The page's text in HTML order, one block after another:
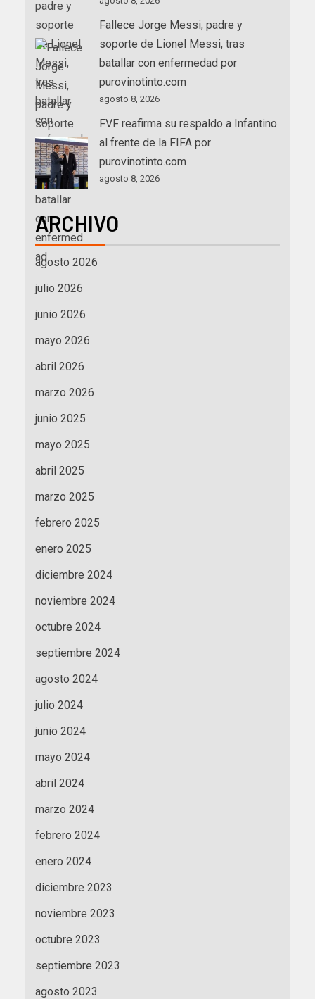
Fallece Jorge Messi, padre y
soporte de Lionel Messi, tras
batallar con enfermedad por
purovinotinto.com
agosto 8, 2026
FVF reafirma su respaldo a Infantino
al frente de la FIFA por
purovinotinto.com
agosto 8, 2026
ARCHIVO
agosto 2026
julio 2026
junio 2026
mayo 2026
abril 2026
marzo 2026
junio 2025
mayo 2025
abril 2025
marzo 2025
febrero 2025
enero 2025
diciembre 2024
noviembre 2024
octubre 2024
septiembre 2024
agosto 2024
julio 2024
junio 2024
mayo 2024
abril 2024
marzo 2024
febrero 2024
enero 2024
diciembre 2023
noviembre 2023
octubre 2023
septiembre 2023
agosto 2023